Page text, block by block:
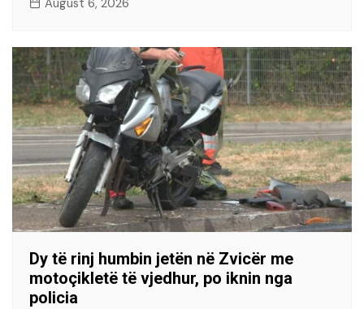
August 6, 2026
Dy të rinj humbin jetën në Zvicër me
motoçikletë të vjedhur, po iknin nga
policia